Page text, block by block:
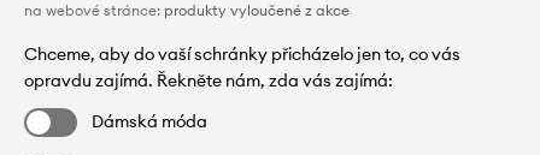
na webové stránce: produkty vyloučené z akce
Chceme, aby do vaší schránky přicházelo jen to, co vás
opravdu zajímá. Řekněte nám, zda vás zajímá:
Dámská móda